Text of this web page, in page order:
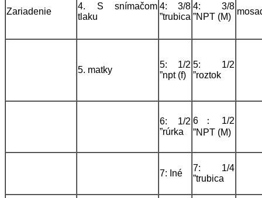
Zariadenie
4. S snímačom
tlaku
4: 3/8
”trubica
4: 3/8
”NPT (M)
5. matky
5: 1/2
”npt (f)
5: 1/2
”roztok
6: 1/2
”rúrka
6 ： 1/2
”NPT (M)
7: Iné
7: 1/4
”trubica